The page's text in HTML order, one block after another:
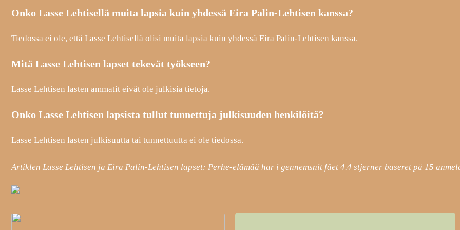
Onko Lasse Lehtisellä muita lapsia kuin yhdessä Eira Palin-Lehtisen kanssa?
Tiedossa ei ole, että Lasse Lehtisellä olisi muita lapsia kuin yhdessä Eira Palin-Lehtisen kanssa.
Mitä Lasse Lehtisen lapset tekevät työkseen?
Lasse Lehtisen lasten ammatit eivät ole julkisia tietoja.
Onko Lasse Lehtisen lapsista tullut tunnettuja julkisuuden henkilöitä?
Lasse Lehtisen lasten julkisuutta tai tunnettuutta ei ole tiedossa.
Artiklen Lasse Lehtisen ja Eira Palin-Lehtisen lapset: Perhe-elämää har i gennemsnit fået 4.4 stjerner baseret på 15